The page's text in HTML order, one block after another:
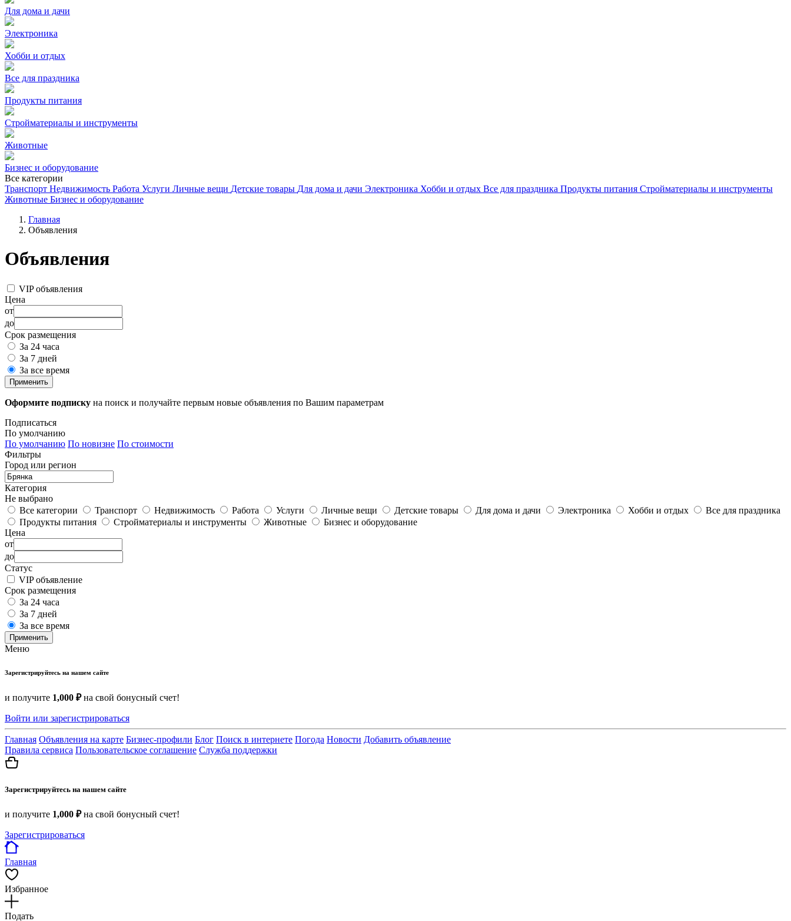
Для дома и дачи
Электроника
Хобби и отдых
Все для праздника
Продукты питания
Стройматериалы и инструменты
Животные
Бизнес и оборудование
Все категории
Транспорт Недвижимость Работа Услуги Личные вещи Детские товары Для дома и дачи Электроника Хобби и отдых Все для праздника Продукты питания Стройматериалы и инструменты
Животные Бизнес и оборудование
Главная
Объявления
Объявления
VIP объявления
Цена
от
до
Срок размещения
За 24 часа
За 7 дней
За все время
Применить
Оформите подписку на поиск и получайте первым новые объявления по Вашим параметрам
Подписаться
По умолчанию
По умолчанию По новизне По стоимости
Фильтры
Город или регион
Категория
Не выбрано
Все категории
Транспорт Недвижимость Работа Услуги Личные вещи Детские товары Для дома и дачи Электроника Хобби и отдых
Все для праздника
Продукты питания
Стройматериалы и инструменты Животные
Бизнес и оборудование
Цена
от
до
Статус
VIP объявление
Срок размещения
За 24 часа
За 7 дней
За все время
Применить
Меню
Зарегистрируйтесь на нашем сайте
и получите 1,000 ₽на свой бонусный счет!
Войти или зарегистрироваться
Главная Объявления на карте Бизнес-профили Блог Поиск в интернете Погода Новости Добавить объявление
Правила сервиса Пользовательское соглашение Служба поддержки
Зарегистрируйтесь на нашем сайте
и получите 1,000 ₽на свой бонусный счет!
Зарегистрироваться
Главная
Избранное
Подать